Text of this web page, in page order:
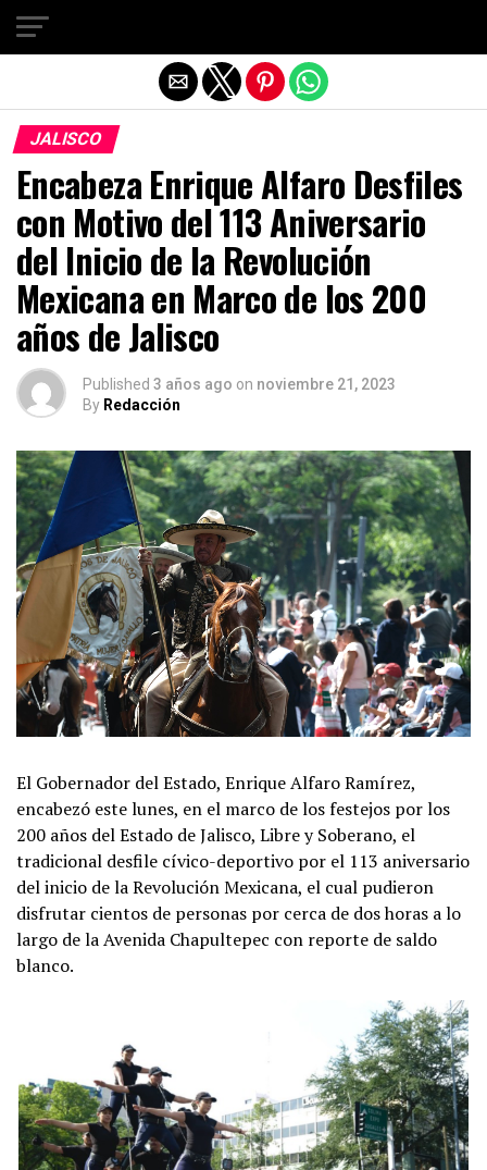
JALISCO
Encabeza Enrique Alfaro Desfiles
con Motivo del 113 Aniversario
del Inicio de la Revolución
Mexicana en Marco de los 200
años de Jalisco
Published 3 años ago on noviembre 21, 2023
By Redacción
El Gobernador del Estado, Enrique Alfaro Ramírez,
encabezó este lunes, en el marco de los festejos por los
200 años del Estado de Jalisco, Libre y Soberano, el
tradicional desfile cívico-deportivo por el 113 aniversario
del inicio de la Revolución Mexicana, el cual pudieron
disfrutar cientos de personas por cerca de dos horas a lo
largo de la Avenida Chapultepec con reporte de saldo
blanco.